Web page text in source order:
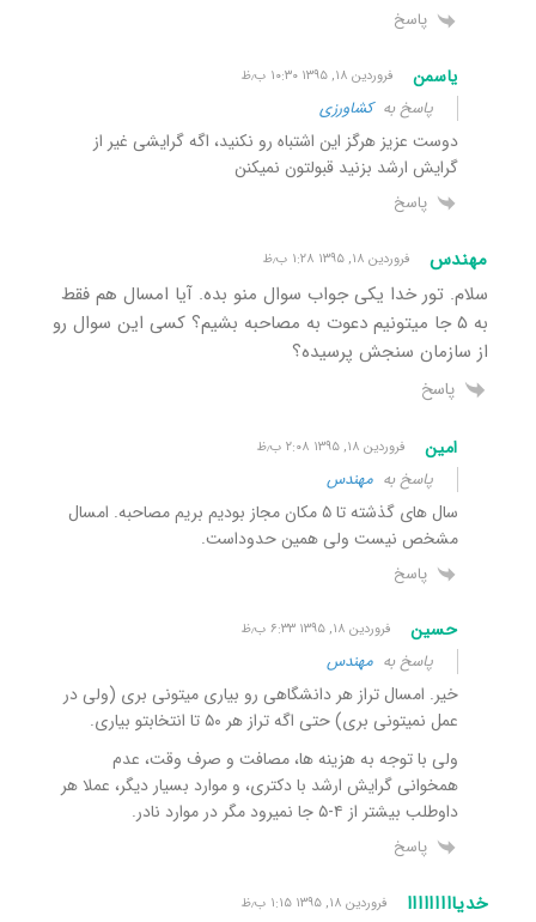
پاسخ
یاسمن فروردین ۱۸, ۱۳۹۵ ۱۰:۳۰ ب٫ظ
پاسخ بهکشاورزی
دوست عزیز هرگز این اشتباه رو نکنید، اگه گرایشی غیر از
گرایش ارشد بزنید قبولتون نمیکنن
پاسخ
مهندس فروردین ۱۸, ۱۳۹۵ ۱:۲۸ ب٫ظ
سلام. تور خدا یکی جواب سوال منو بده. آیا امسال هم فقط
به ۵ جا میتونیم دعوت به مصاحبه بشیم؟ کسی این سوال رو
از سازمان سنجش پرسیده؟
پاسخ
امین فروردین ۱۸, ۱۳۹۵ ۲:۰۸ ب٫ظ
پاسخ به مهندس
سال های گذشته تا ۵ مکان مجاز بودیم بریم مصاحبه. امسال
مشخص نیست ولی همین حدوداست.
پاسخ
حسین فروردین ۱۸, ۱۳۹۵ ۶:۳۳ ب٫ظ
پاسخ به مهندس
خیر. امسال تراز هر دانشگاهی رو بیاری میتونی بری (ولی در
عمل نمیتونی بری) حتی اگه تراز هر ۵۰ تا انتخابتو بیاری.
ولی با توجه به هزینه ها، مصافت و صرف وقت، عدم
همخوانی گرایش ارشد با دکتری، و موارد بسیار دیگر، عملا هر
داوطلب بیشتر از ۴-۵ جا نمیرود مگر در موارد نادر.
پاسخ
خدیااااااااا فروردین ۱۸, ۱۳۹۵ ۱:۱۵ ب٫ظ